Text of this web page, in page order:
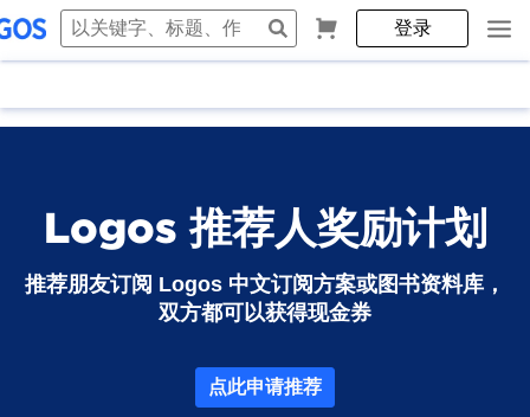
登录
Logos 推荐人奖励计划
推荐朋友订阅 Logos 中文订阅方案或图书资料库，
双方都可以获得现金券
点此申请推荐